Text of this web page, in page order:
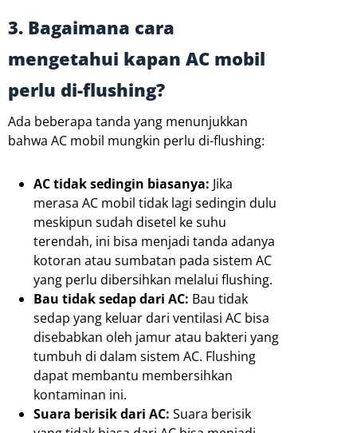
3. Bagaimana cara
mengetahui kapan AC mobil
perlu di-flushing?
Ada beberapa tanda yang menunjukkan
bahwa AC mobil mungkin perlu di-flushing:
AC tidak sedingin biasanya: Jika
merasa AC mobil tidak lagi sedingin dulu
meskipun sudah disetel ke suhu
terendah, ini bisa menjadi tanda adanya
kotoran atau sumbatan pada sistem AC
yang perlu dibersihkan melalui flushing.
Bau tidak sedap dari AC: Bau tidak
sedap yang keluar dari ventilasi AC bisa
disebabkan oleh jamur atau bakteri yang
tumbuh di dalam sistem AC. Flushing
dapat membantu membersihkan
kontaminan ini.
Suara berisik dari AC: Suara berisik